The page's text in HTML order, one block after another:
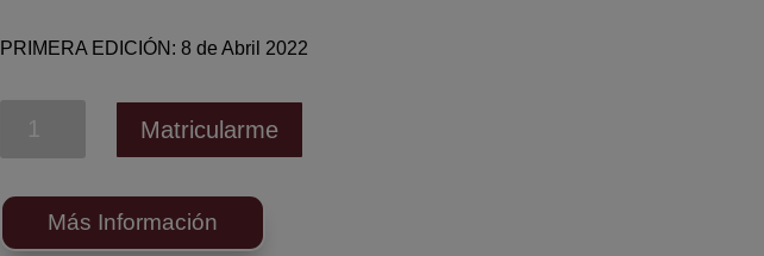
PRIMERA EDICIÓN: 8 de Abril 2022
y
Desarrollo
Matricularme
Más Información